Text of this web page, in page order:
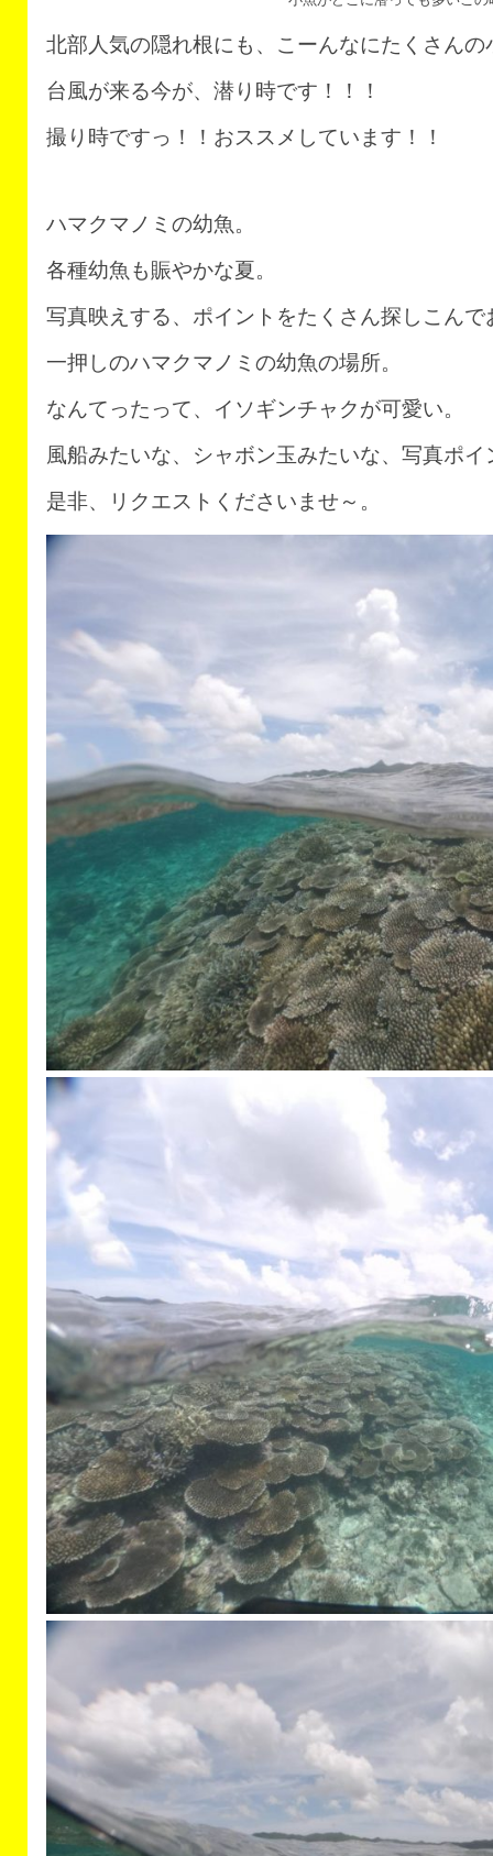
北部人気の隠れ根にも、こーんなにたくさん
台風が来る今が、潜り時です！！！
撮り時ですっ！！おススメしています！！
ハマクマノミの幼魚。
各種幼魚も賑やかな夏。
写真映えする、ポイントをたくさん探しこんで
一押しのハマクマノミの幼魚の場所。
なんてったって、イソギンチャクが可愛い。
風船みたいな、シャボン玉みたいな、写真ポイ
是非、リクエストくださいませ～。